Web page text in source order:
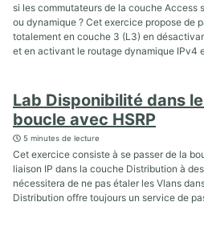
si les commutateurs de la couche Access
ou dynamique ? Cet exercice propose de
totalement en couche 3 (L3) en
et en activant le routage dynamique IPv4
Lab Disponibilité dans
boucle avec HSRP
5 minutes de lecture
Cet exercice consiste à se passer de la
liaison IP dans la couche Distribution à
nécessitera de ne pas étaler les Vlans
Distribution offre toujours un service de